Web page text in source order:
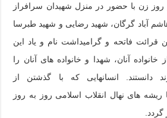
زن با حضور در منزل شهیدان سرافراز
آباد گرگان، شهید رضایی و شهید طبرسا
فاتحه و گرامیداشت نام و یاد این
آنان، شهدا و خانواده های آنان را
دانستند. انسانهایی که با گذشتن از
ریشه های نهال انقلاب اسلامی روز به روز